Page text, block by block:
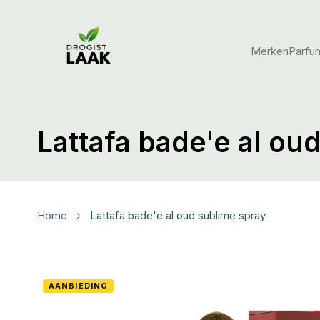
Merken
Lattafa bade'e al
Home lattafa bade'e al oud sublime spray
AANBIEDING
Ga